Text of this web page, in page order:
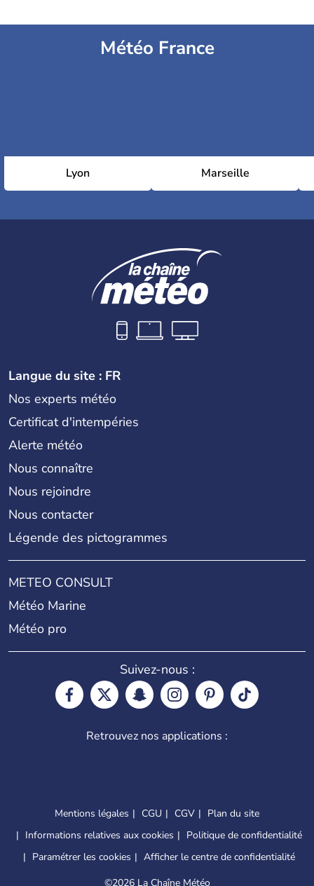
Météo France
Lyon Marseille
Langue du site : FR
Nos experts météo
Certificat d'intempéries
Alerte météo
Nous connaître
Nous rejoindre
Nous contacter
Légende des pictogrammes
METEO CONSULT
Météo Marine
Météo pro
Suivez-nous :
Retrouvez nos applications :
Mentions légales CGU CGV
Plan du site
Informations relatives aux cookies
Politique de confidentialité
Paramétrer les cookies
Afficher le centre de confidentialité
©2026 La Chaîne Météo